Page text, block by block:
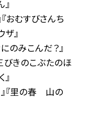
『おむすびさんち
ザ』
みこんだ？』
びきのこぶたのほ
』『里の春 山の